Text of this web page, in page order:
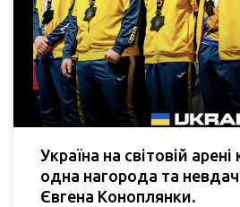
Україна на світовій арені
одна нагорода та
Євгена Коноплянки.